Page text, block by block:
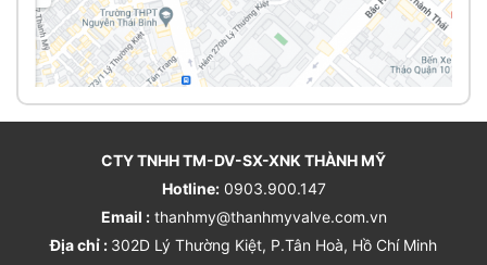
CTY TNHH TM-DV-SX-XNK THÀNH MỸ
Hotline:0903.900.147
Email :thanhmy@thanhmyvalve.com.vn
Địa chỉ : 302D Lý Thường Kiệt, P.Tân Hoà, Hồ Chí Minh